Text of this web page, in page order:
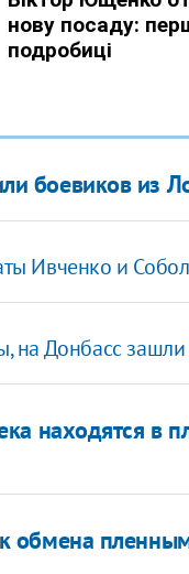
боевиков из
Ивченко и
Донбасс зашли
находятся в
обмена